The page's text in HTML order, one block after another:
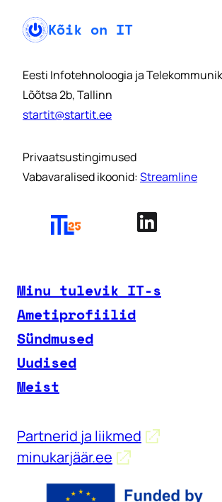
Kõik on IT
Eesti Infotehnoloogia ja
Lõõtsa 2b, Tallinn
startit@startit.ee
Privaatsustingimused
Vabavaralised ikoonid:Streamline
Minu tulevik IT-s
Ametiprofiilid
Sündmused
Uudised
Meist
Partnerid ja liikmed
minukarjäär.ee